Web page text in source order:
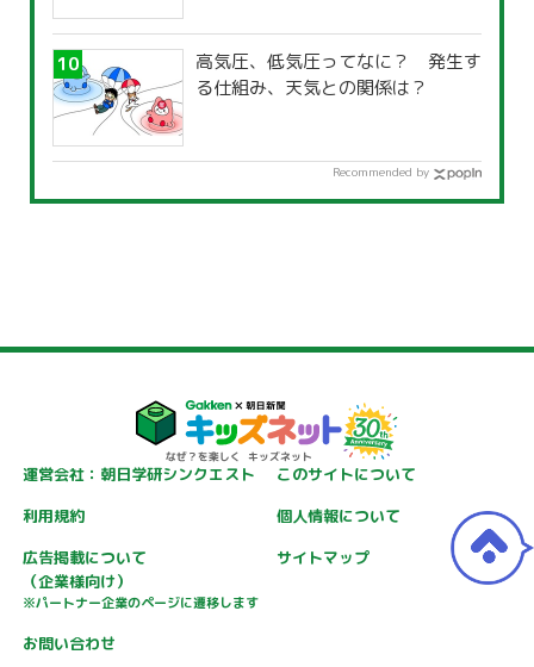
高気圧、低気圧ってなに？ 発生す
る仕組み、天気との関係は？
Recommended by
運営会社：朝日学研シンクエスト
このサイトについて
利用規約
個人情報について
広告掲載について
（企業様向け）
※パートナー企業のページに遷移します
サイトマップ
お問い合わせ